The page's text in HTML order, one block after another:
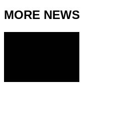
MORE NEWS